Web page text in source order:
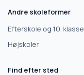
10. klasse
Andre skoleformer
Efterskole og 10. klasse
Højskoler
Find efter sted